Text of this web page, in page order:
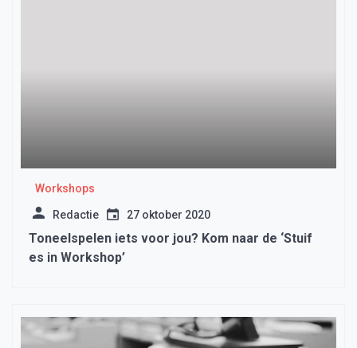
Workshops
Redactie 27 oktober 2020
Toneelspelen iets voor jou? Kom naar de ‘Stuif
es in Workshop’